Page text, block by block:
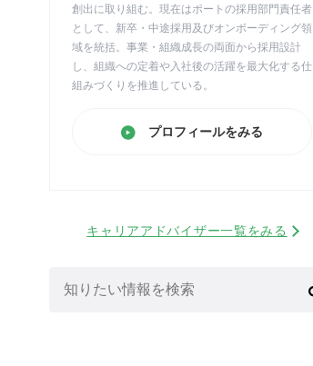
創出に取り組む。現在はポートの採用部門責任者
として、新卒・中途採用及びオンボーディング領
域を統括。事業・組織成長の両面から採用設計
し、組織への定着や入社後の活躍を最大化する仕
組みづくりを推進している。
プロフィールをみる
キャリアアドバイザー一覧をみる